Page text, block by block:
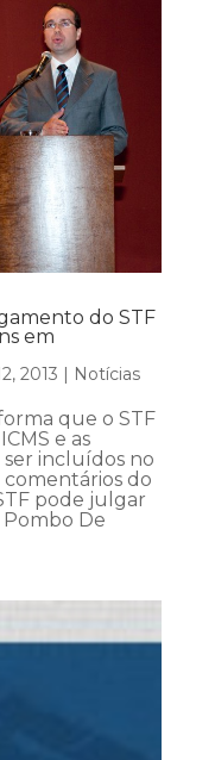
do STF
em
2013 Notícias
que o STF
e as
incluídos no
comentários do
pode julgar
Pombo De